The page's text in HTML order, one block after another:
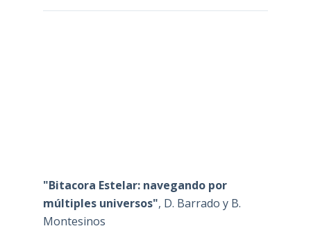
"Bitacora Estelar: navegando por
múltiples universos", D. Barrado y B.
Montesinos